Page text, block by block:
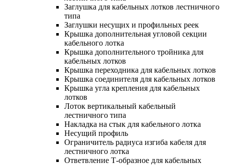
Заглушка для кабельных лотков лестничного
типа
Заглушки несущих и профильных реек
Крышка дополнительная угловой секции
кабельного лотка
Крышка дополнительного тройника для
кабельных лотков
Крышка переходника для кабельных лотков
Крышка соединителя для кабельных лотков
Крышка угла крепления для кабельных
лотков
Лоток вертикальный кабельный
лестничного типа
Накладка на стык для кабельного лотка
Несущий профиль
Ограничитель радиуса изгиба кабеля для
лестничного лотка
Ответвление Т-образное для кабельных